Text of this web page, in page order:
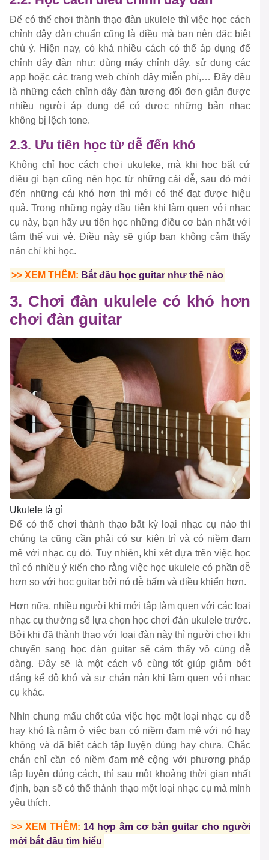
Để có thể chơi thành thạo đàn ukulele thì việc học cách
chỉnh dây đàn chuẩn cũng là điều mà bạn nên đặc biệt
chú ý. Hiện nay, có khá nhiều cách có thể áp dụng để
chỉnh dây đàn như: dùng máy chỉnh dây, sử dụng các
app hoặc các trang web chỉnh dây miễn phí,… Đây đều
là những cách chỉnh dây đàn tương đối đơn giản được
nhiều người áp dụng để có được những bản nhạc
không bị lệch tone.
2.3. Ưu tiên học từ dễ đến khó
Không chỉ học cách chơi ukuleke, mà khi học bất cứ
điều gì bạn cũng nên học từ những cái dễ, sau đó mới
đến những cái khó hơn thì mới có thể đạt được hiệu
quả. Trong những ngày đầu tiên khi làm quen với nhạc
cụ này, bạn hãy ưu tiên học những điều cơ bản nhất với
tâm thế vui vẻ. Điều này sẽ giúp bạn không cảm thấy
nản chí khi học.
>> XEM THÊM: Bắt đầu học guitar như thế nào
3. Chơi đàn ukulele có khó hơn
chơi đàn guitar
Ukulele là gì
Để có thể chơi thành thạo bất kỳ loại nhạc cụ nào thì
chúng ta cũng cần phải có sự kiên trì và có niềm đam
mê với nhạc cụ đó. Tuy nhiên, khi xét dựa trên việc học
thì có nhiều ý kiến cho rằng việc học ukulele có phần dễ
hơn so với học guitar bởi nó dễ bấm và điều khiển hơn.
Hơn nữa, nhiều người khi mới tập làm quen với các loại
nhạc cụ thường sẽ lựa chọn học chơi đàn ukulele trước.
Bởi khi đã thành thạo với loại đàn này thì người chơi khi
chuyển sang học đàn guitar sẽ cảm thấy vô cùng dễ
dàng. Đây sẽ là một cách vô cùng tốt giúp giảm bớt
đáng kể độ khó và sự chán nản khi làm quen với nhạc
cụ khác.
Nhìn chung mấu chốt của việc học một loại nhạc cụ dễ
hay khó là nằm ở việc bạn có niềm đam mê với nó hay
không và đã biết cách tập luyện đúng hay chưa. Chắc
chắn chỉ cần có niềm đam mê cộng với phương pháp
tập luyện đúng cách, thì sau một khoảng thời gian nhất
định, bạn sẽ có thể thành thạo một loại nhạc cụ mà mình
yêu thích.
>> XEM THÊM: 14 hợp âm cơ bản guitar cho người
mới bắt đầu tìm hiểu